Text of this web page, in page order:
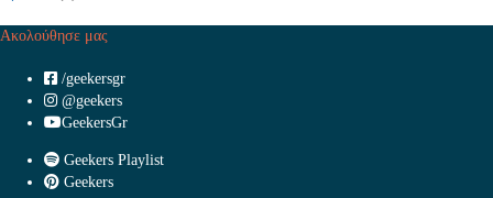
Ακολούθησε μας
/geekersgr
@geekers
GeekersGr
Geekers Playlist
Geekers